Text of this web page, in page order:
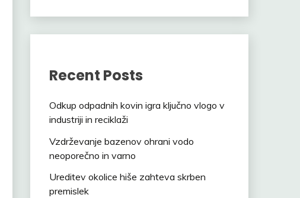
Recent Posts
Odkup odpadnih kovin igra ključno vlogo v
industriji in reciklaži
Vzdrževanje bazenov ohrani vodo
neoporečno in varno
Ureditev okolice hiše zahteva skrben
premislek